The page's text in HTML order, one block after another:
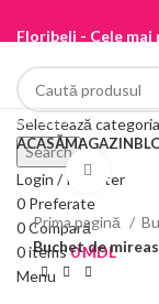
Floribeli - Cele
Selectează categoria
Search
Login / Register
0 Preferate
0Compară
0items0MDL
Menu
Categorii
ACASĂMAGAZIN
Prima pagină
Buchet de